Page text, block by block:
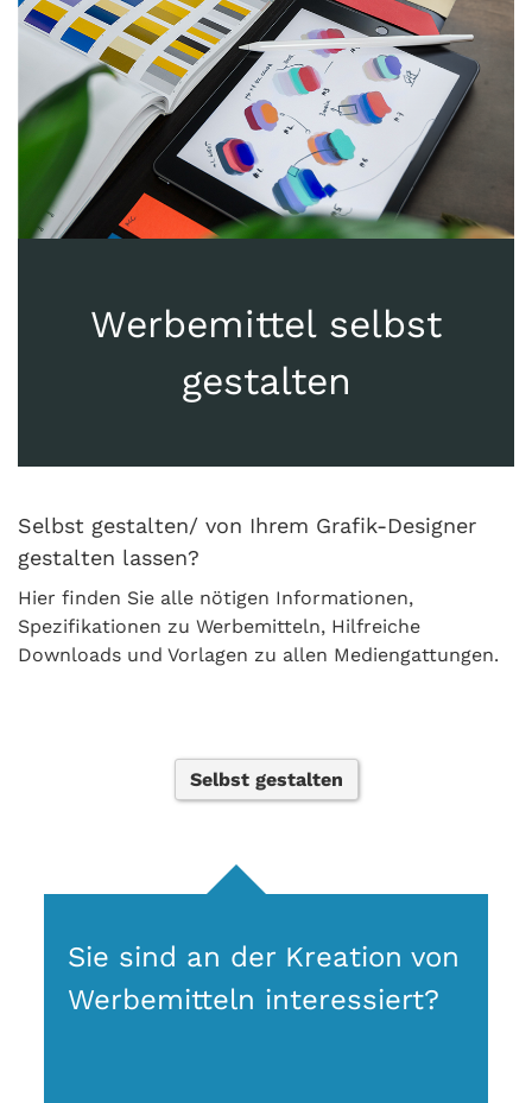
Werbemittel selbst
gestalten
Selbst gestalten/ von Ihrem Grafik-Designer
gestalten lassen?
Hier finden Sie alle nötigen Informationen,
Spezifikationen zu Werbemitteln, Hilfreiche
Downloads und Vorlagen zu allen Mediengattungen.
Selbst gestalten
Sie sind an der Kreation von
Werbemitteln interessiert?